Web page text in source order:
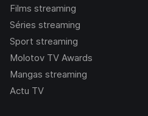
Films streaming
Séries streaming
Sport streaming
Molotov TV Awards
Mangas streaming
Actu TV